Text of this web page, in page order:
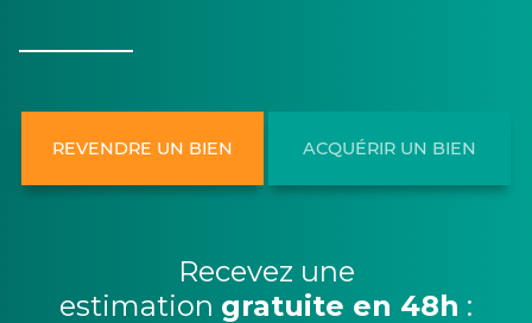
REVENDRE UN BIEN ACQUÉRIR UN BIEN